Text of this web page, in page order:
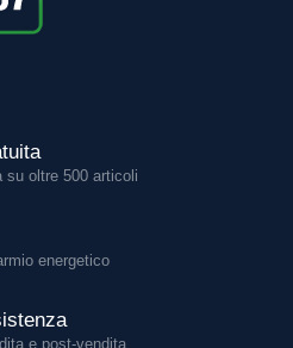
su oltre 500 articoli
energetico
e post-vendita